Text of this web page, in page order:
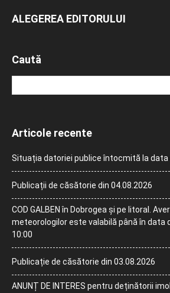
ALEGEREA EDITORULUI
Caută
Articole recente
Situația datoriei publice întocmită la data
Publicații de căsătorie din 04.08.2026
COD GALBEN în Dobrogea și pe litoral.
meteorologilor este valabilă până în data
10:00
Publicație de căsătorie din 03.08.2026
ANUNȚ DE INTERES pentru deținătorii